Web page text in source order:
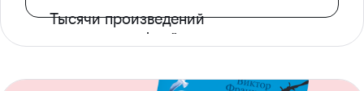
Тысячи произведений
с доступом офлайн